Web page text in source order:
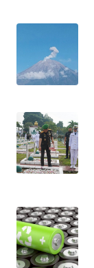
KALTARA
WN
KALTIM
SULSEL
WN
GORONTALO